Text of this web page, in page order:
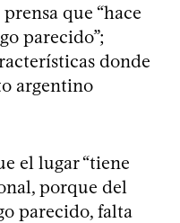
que “hace
parecido”;
donde
argentino
el lugar “tiene
porque del
parecido, falta